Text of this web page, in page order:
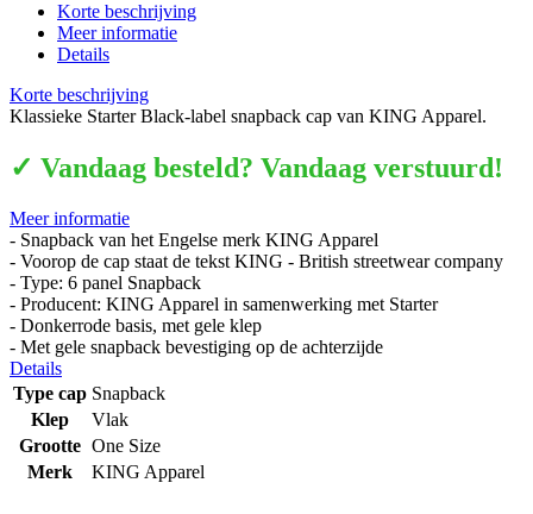
Korte beschrijving
Meer informatie
Details
Korte beschrijving
Klassieke Starter Black-label snapback cap van KING Apparel.
✓ Vandaag besteld? Vandaag verstuurd!
Meer informatie
- Snapback van het Engelse merk KING Apparel
- Voorop de cap staat de tekst KING - British streetwear company
- Type: 6 panel Snapback
- Producent: KING Apparel in samenwerking met Starter
- Donkerrode basis, met gele klep
- Met gele snapback bevestiging op de achterzijde
Details
Type cap Snapback
Klep
Vlak
Grootte One Size
Merk
KING Apparel